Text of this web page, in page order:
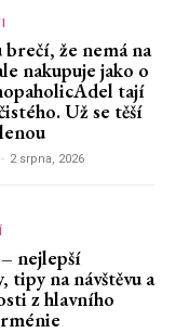
brečí, že nemá na
nakupuje jako o
tají
Už se těší
- 2 srpna, 2026
nejlepší
tipy na návštěvu a
z hlavního